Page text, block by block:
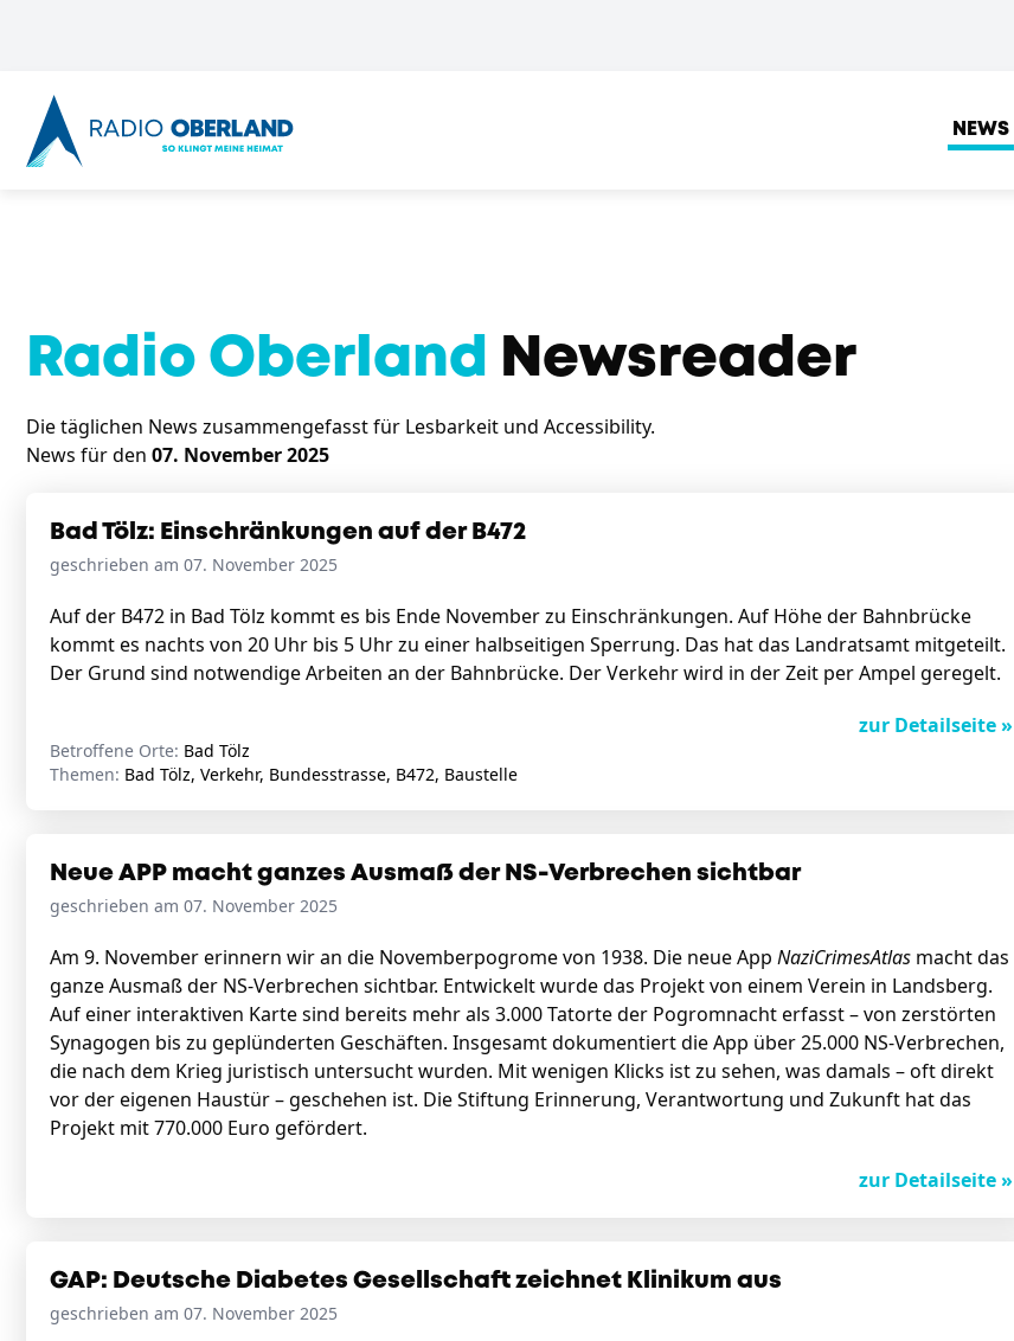
NEWS
Radio Oberland Newsreader
Die täglichen News zusammengefasst für Lesbarkeit und Accessibility.
News für den 07. November 2025
Bad Tölz: Einschränkungen auf der B472
geschrieben am 07. November 2025
Auf der B472 in Bad Tölz kommt es bis Ende November zu Einschränkungen. Auf Höhe der Bahnbrücke
kommt es nachts von 20 Uhr bis 5 Uhr zu einer halbseitigen Sperrung. Das hat das Landratsamt mitgeteilt.
Der Grund sind notwendige Arbeiten an der Bahnbrücke. Der Verkehr wird in der Zeit per Ampel geregelt.
zur Detailseite »
Betroffene Orte: Bad Tölz
Themen: Bad Tölz, Verkehr, Bundesstrasse, B472, Baustelle
Neue APP macht ganzes Ausmaß der NS-Verbrechen sichtbar
geschrieben am 07. November 2025
Am 9. November erinnern wir an die Novemberpogrome von 1938. Die neue App NaziCrimesAtlas macht das
ganze Ausmaß der NS-Verbrechen sichtbar. Entwickelt wurde das Projekt von einem Verein in Landsberg.
Auf einer interaktiven Karte sind bereits mehr als 3.000 Tatorte der Pogromnacht erfasst – von zerstörten
Synagogen bis zu geplünderten Geschäften. Insgesamt dokumentiert die App über 25.000 NS-Verbrechen,
die nach dem Krieg juristisch untersucht wurden. Mit wenigen Klicks ist zu sehen, was damals – oft direkt
vor der eigenen Haustür – geschehen ist. Die Stiftung Erinnerung, Verantwortung und Zukunft hat das
Projekt mit 770.000 Euro gefördert.
zur Detailseite »
GAP: Deutsche Diabetes Gesellschaft zeichnet Klinikum aus
geschrieben am 07. November 2025